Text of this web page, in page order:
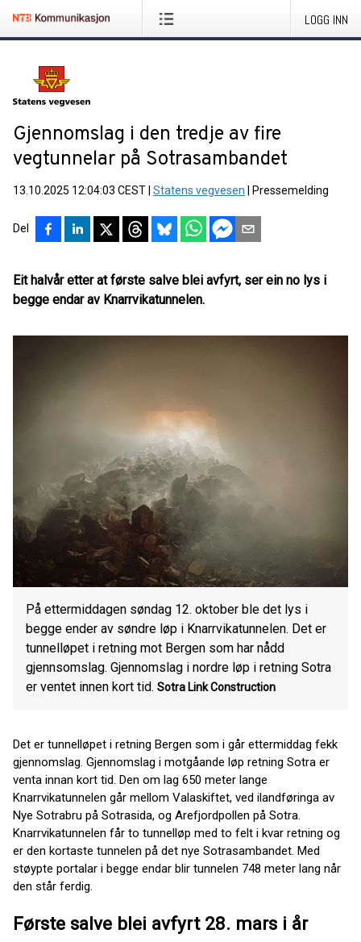
LOGG INN
Gjennomslag i den tredje av fire
vegtunnelar på Sotrasambandet
13.10.2025 12:04:03 CEST Statens vegvesen Pressemelding
Del
Eit halvår etter at første salve blei avfyrt, ser ein no lys i
begge endar av Knarrvikatunnelen.
På ettermiddagen søndag 12. oktober ble det lys i
begge ender av søndre løp i Knarrvikatunnelen. Det er
tunnelløpet i retning mot Bergen som har nådd
gjennsomslag. Gjennomslag i nordre løp i retning Sotra
er ventet innen kort tid. Sotra Link Construction
Det er tunnelløpet i retning Bergen som i går ettermiddag fekk
gjennomslag. Gjennomslag i motgåande løp retning Sotra er
venta innan kort tid. Den om lag 650 meter lange
Knarrvikatunnelen går mellom Valaskiftet, ved ilandføringa av
Nye Sotrabru på Sotrasida, og Arefjordpollen på Sotra.
Knarrvikatunnelen får to tunnelløp med to felt i kvar retning og
er den kortaste tunnelen på det nye Sotrasambandet. Med
støypte portalar i begge endar blir tunnelen 748 meter lang når
den står ferdig.
Første salve blei avfyrt 28. mars i år